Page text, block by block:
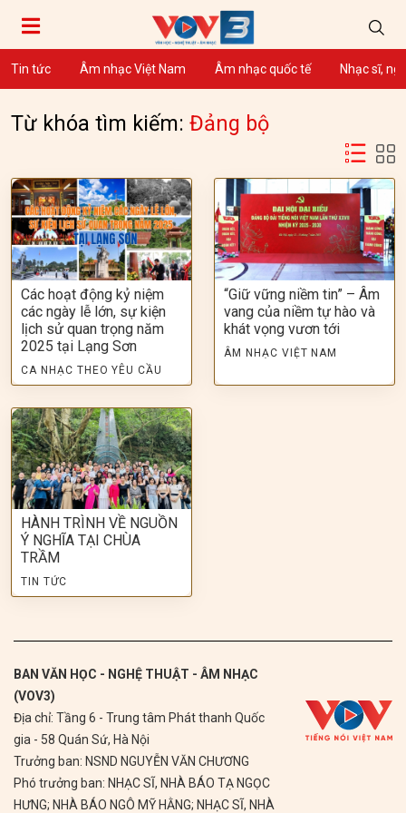
Tin tức Âm nhạc Việt Nam Âm nhạc quốc tế Nhạc sĩ,
Từ khóa tìm kiếm: Đảng bộ
Các hoạt động kỷ niệm
các ngày lễ lớn, sự kiện
lịch sử quan trọng năm
2025 tại Lạng Sơn
CA NHẠC THEO YÊU CẦU
“Giữ vững niềm tin” – Âm
vang của niềm tự hào và
khát vọng vươn tới
ÂM NHẠC VIỆT NAM
HÀNH TRÌNH VỀ NGUỒN
Ý NGHĨA TẠI CHÙA
TRẦM
TIN TỨC
BAN VĂN HỌC - NGHỆ THUẬT - ÂM NHẠC
(VOV3)
Địa chỉ: Tầng 6 - Trung tâm Phát thanh Quốc
gia - 58 Quán Sứ, Hà Nội
Trưởng ban: NSND NGUYỄN VĂN CHƯƠNG
Phó trưởng ban: NHẠC SĨ, NHÀ BÁO TẠ NGỌC
HƯNG; NHÀ BÁO NGÔ MỸ HẰNG; NHẠC SĨ, NHÀ